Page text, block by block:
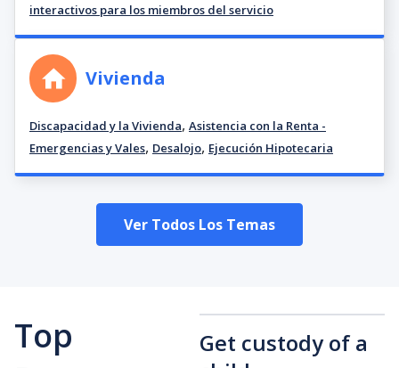
interactivos para los miembros del servicio
Vivienda
Discapacidad y la Vivienda, Asistencia con la Renta -
Emergencias y Vales, Desalojo, Ejecución Hipotecaria
Ver Todos Los Temas
Top
Get custody of a